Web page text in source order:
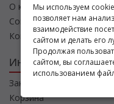
О компании
Соглашение
Контакты
Интернет магазин
Заказы
Корзина
Мы используем
позволяет нам
взаимодействие
сайтом и делать его
Продолжая
сайтом, вы
использованием